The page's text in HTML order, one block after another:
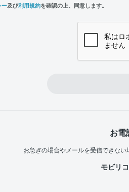
ー及び利用規約を確認の上、同意します。
お電
お急ぎの場合やメールを受信できない
モビリ